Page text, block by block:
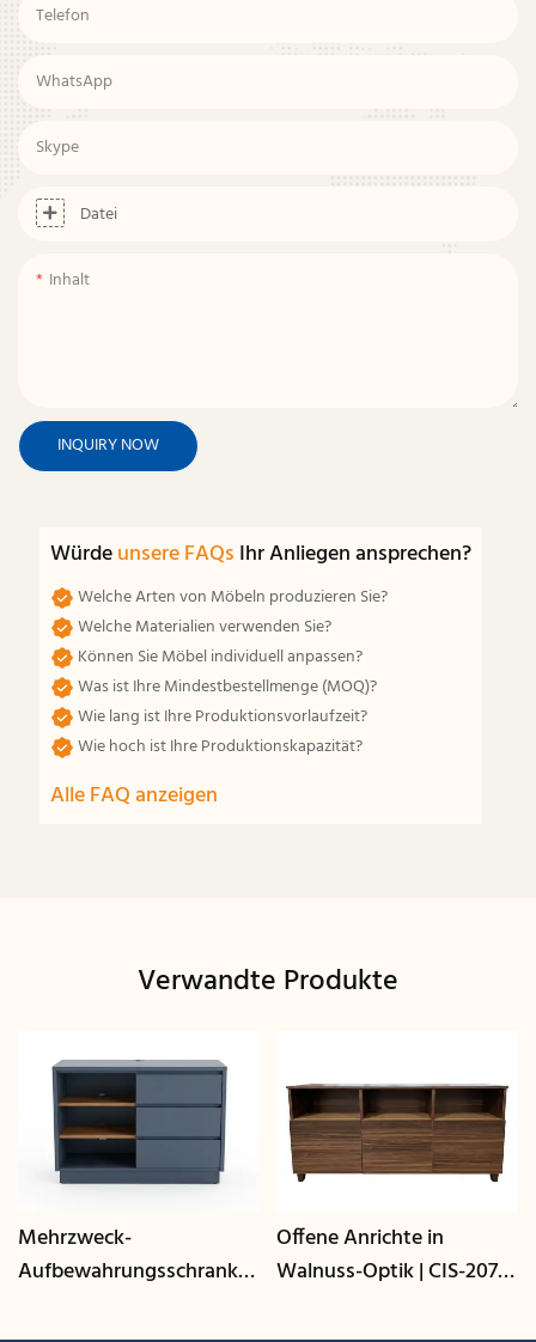
Telefon
WhatsApp
Skype
Datei
Inhalt
INQUIRY NOW
Würdeunsere FAQs Ihr Anliegen ansprechen?
Welche Arten von Möbeln produzieren Sie?
Welche Materialien verwenden Sie?
Können Sie Möbel individuell anpassen?
Was ist Ihre Mindestbestellmenge (MOQ)?
Wie lang ist Ihre Produktionsvorlaufzeit?
Wie hoch ist Ihre Produktionskapazität?
Alle FAQ anzeigen
Verwandte Produkte
Mehrzweck-
Aufbewahrungsschrank
Offene Anrichte in
Walnuss-Optik | CIS-207 -